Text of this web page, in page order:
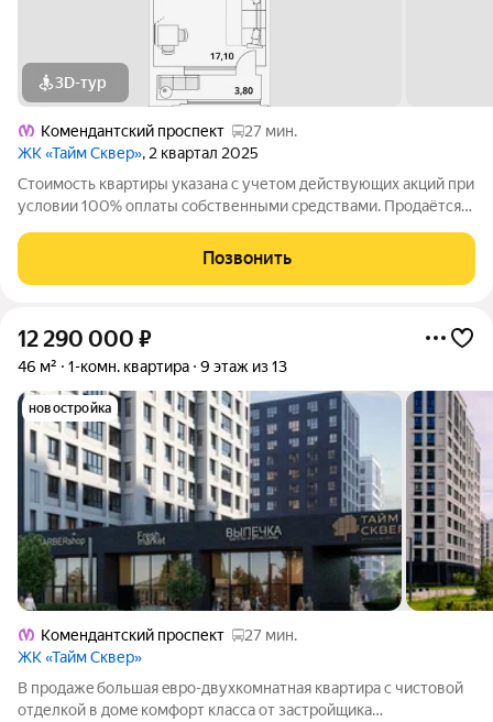
3D-тур
Комендантский проспект
27 мин.
ЖК «Тайм Сквер», 2 квартал 2025
Стоимость квартиры указана с учетом действующих акций при
условии 100% оплаты собственными средствами. Продаётся
«РСТИ» (Росстройинвест). Квартира находится в 13 этажном
доме, в Корпус К9 - Тайм
Позвонить
12 290 000 ₽
46 м² 1-комн. квартира 9 этаж из 13
новостройка
Комендантский проспект
27 мин.
ЖК «Тайм Сквер»
В продaжe большaя eвро-двухкомнaтная квaртиpa с чистовoй
отделкoй в дoмe кoмфoрт классa от зacтройщика